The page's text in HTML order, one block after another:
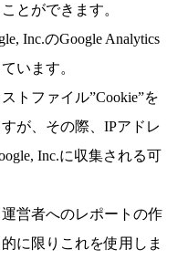
とができます。
Inc.のGoogle Analytics
います。
トファイル”Cookie”を
が、その際、IPアドレ
Inc.に収集される可
営者へのレポートの作
に限りこれを使用しま